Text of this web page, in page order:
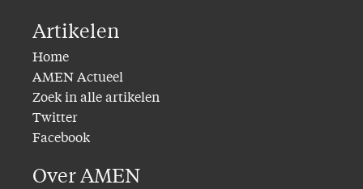
Artikelen
Home
AMEN Actueel
Zoek in alle artikelen
Twitter
Facebook
Over AMEN